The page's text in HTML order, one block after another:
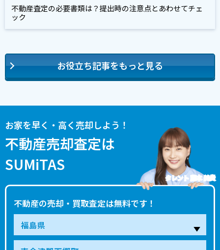
不動産査定の必要書類は？提出時の注意点とあわせてチェ
ック
お役立ち記事をもっと見る
お家を早く・高く売却しよう！
不動産売却査定は
SUMiTAS
不動産の売却・買取査定は無料です！
タレント 藤本 美貴